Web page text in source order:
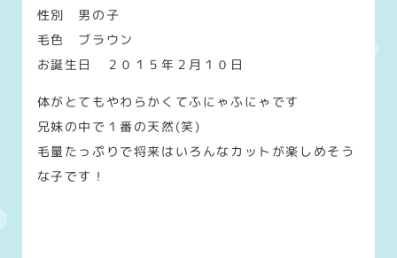
性別 男の子
毛色 ブラウン
お誕生日 ２０１５年２月１０日
体がとてもやわらかくてふにゃふにゃです
兄妹の中で１番の天然(笑)
毛量たっぷりで将来はいろんなカットが楽しめそう
な子です！